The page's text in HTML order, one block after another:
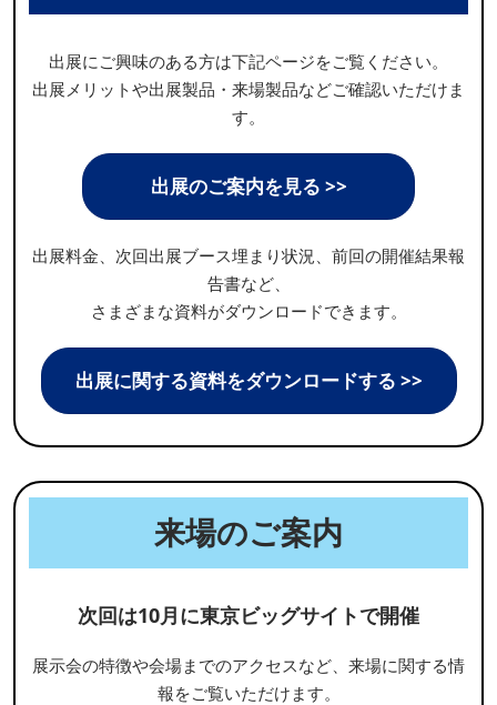
出展にご興味のある方は下記ページをご覧ください。
出展メリットや出展製品・来場製品などご確認いただけま
す。
出展のご案内を見る >>
出展料金、次回出展ブース埋まり状況、前回の開催結果報
告書など、
さまざまな資料がダウンロードできます。
出展に関する資料をダウンロードする >>
来場のご案内
次回は10月に東京ビッグサイトで開催
展示会の特徴や会場までのアクセスなど、来場に関する情
報をご覧いただけます。